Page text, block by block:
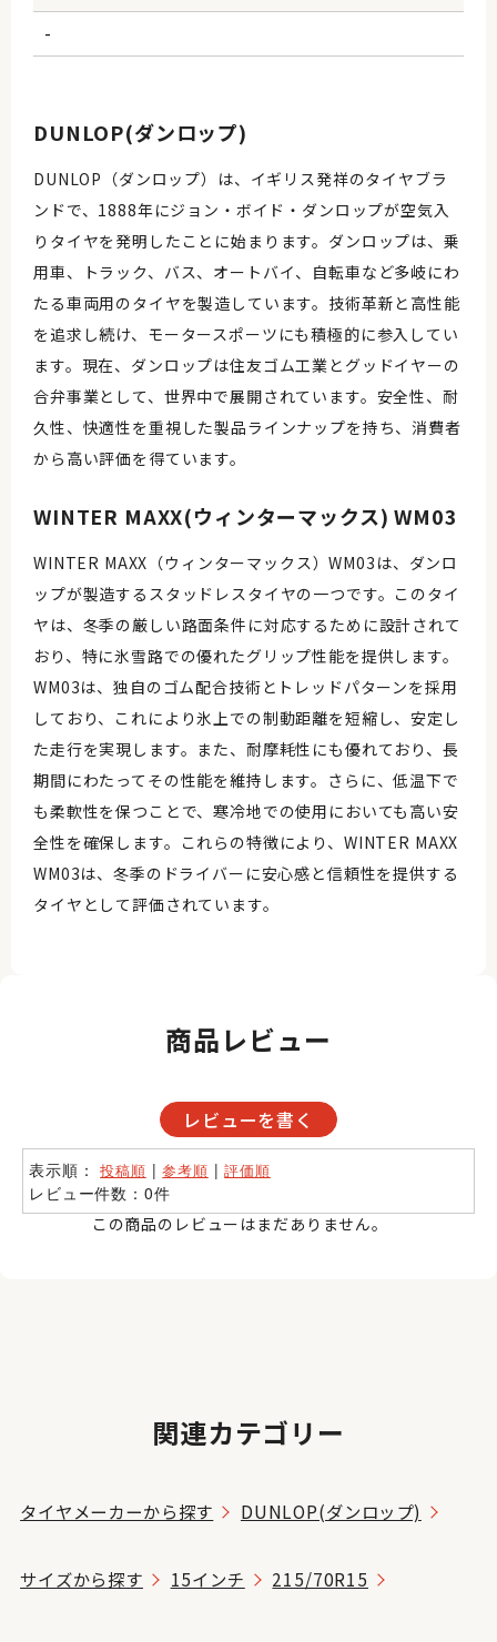
-
DUNLOP(ダンロップ)
DUNLOP（ダンロップ）は、イギリス発祥のタイヤブラ
ンドで、1888年にジョン・ボイド・ダンロップが空気入
りタイヤを発明したことに始まります。ダンロップは、乗
用車、トラック、バス、オートバイ、自転車など多岐にわ
たる車両用のタイヤを製造しています。技術革新と高性能
を追求し続け、モータースポーツにも積極的に参入してい
ます。現在、ダンロップは住友ゴム工業とグッドイヤーの
合弁事業として、世界中で展開されています。安全性、耐
久性、快適性を重視した製品ラインナップを持ち、消費者
から高い評価を得ています。
WINTER MAXX(ウィンターマックス) WM03
WINTER MAXX（ウィンターマックス）WM03は、ダンロ
ップが製造するスタッドレスタイヤの一つです。このタイ
ヤは、冬季の厳しい路面条件に対応するために設計されて
おり、特に氷雪路での優れたグリップ性能を提供します。
WM03は、独自のゴム配合技術とトレッドパターンを採用
しており、これにより氷上での制動距離を短縮し、安定し
た走行を実現します。また、耐摩耗性にも優れており、長
期間にわたってその性能を維持します。さらに、低温下で
も柔軟性を保つことで、寒冷地での使用においても高い安
全性を確保します。これらの特徴により、WINTER MAXX
WM03は、冬季のドライバーに安心感と信頼性を提供する
タイヤとして評価されています。
商品レビュー
レビューを書く
表示順：投稿順 |参考順 |評価順
レビュー件数：0件
この商品のレビューはまだありません。
関連カテゴリー
タイヤメーカーから探す DUNLOP(ダンロップ)
サイズから探す 15インチ 215/70R15